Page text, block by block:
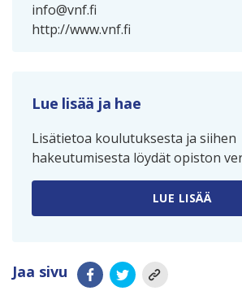
info@vnf.fi
http://www.vnf.fi
Lue lisää ja hae
Lisätietoa koulutuksesta ja siihen
hakeutumisesta löydät opiston
LUE LISÄÄ
Jaa sivu